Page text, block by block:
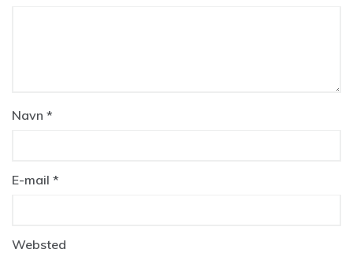
Navn *
E-mail *
Websted